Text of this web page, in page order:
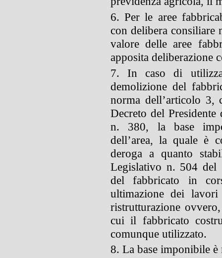
6. Per le aree
con delibera consiliare
valore delle aree
apposita deliberazione
7. In caso di
demolizione del
norma dell’articolo
Decreto del
n. 380, la base
dell’area, la quale è
deroga a quanto
Legislativo n. 504 del
del fabbricato in
ultimazione dei
ristrutturazione
cui il fabbricato
comunque utilizzato.
8. La base imponibile